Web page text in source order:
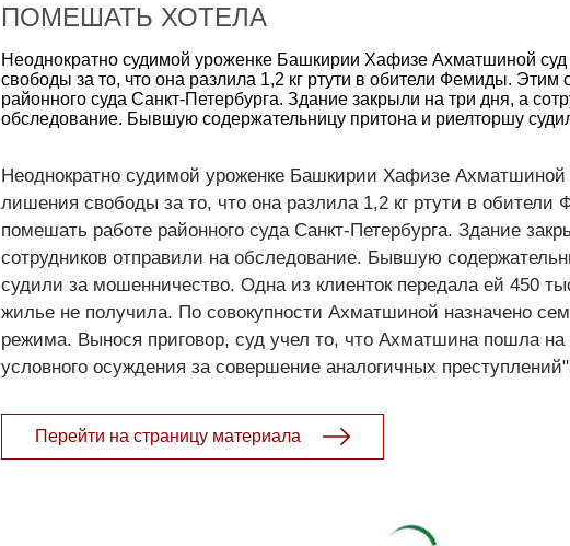
ПОМЕШАТЬ ХОТЕЛА
Неоднократно судимой уроженке Башкирии Хафизе Ахматшиной
свободы за то, что она разлила 1,2 кг ртути в обители Фемиды. Этим
районного суда Санкт-Петербурга. Здание закрыли на три дня, а
обследование. Бывшую содержательницу притона и риелторшу
Неоднократно судимой уроженке Башкирии Хафизе Ахматшиной
лишения свободы за то, что она разлила 1,2 кг ртути в
помешать работе районного суда Санкт-Петербурга. Здание
сотрудников отправили на обследование. Бывшую
судили за мошенничество. Одна из клиенток передала ей 450
жилье не получила. По совокупности Ахматшиной назначено
режима. Вынося приговор, суд учел то, что Ахматшина пошла на
условного осуждения за совершение аналогичных
Перейти на страницу материала